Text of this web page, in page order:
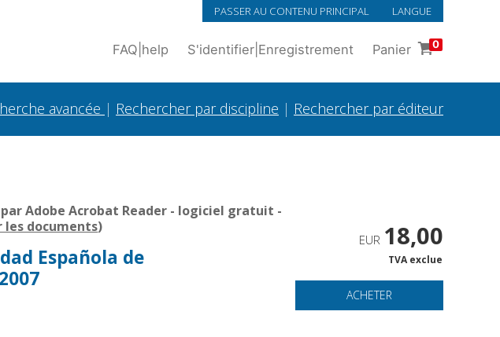
PASSER AU CONTENU PRINCIPAL LANGUE
FAQ help S'identifier Enregistrement Panier 0
avancée | Rechercher par discipline | Rechercher par éditeur
Adobe Acrobat Reader - logiciel gratuit -
les documents)
Española de
EUR 18,00
TVA exclue
ACHETER